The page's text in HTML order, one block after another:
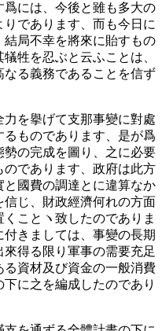
には、今後と雖も多大の
であります、而も今日に
局不幸を將來に貽すもの
牲を忍ぶと云ふことは、
る義務であることを信ず
を擧げて支那事變に對處
ものであります、是が爲
の完成を圖り、之に必要
であります、政府は此方
國費の調達とに違算なか
じ、財政經濟何れの方面
ことヽ致したのでありま
きましては、事變の長期
得る限り軍事の需要充足
資材及び資金の一般消費
に之を編成したのであり